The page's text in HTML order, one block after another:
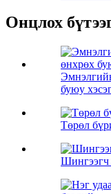
Онцлох
буюу
Төрөл
Шингээгч